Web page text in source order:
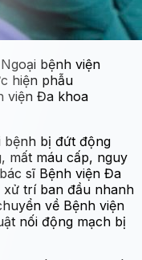
bệnh viện
hiện phẫu
viện Đa khoa
bị đứt động
mất máu cấp, nguy
sĩ Bệnh viện Đa
xử trí ban đầu nhanh
về Bệnh viện
nối động mạch bị